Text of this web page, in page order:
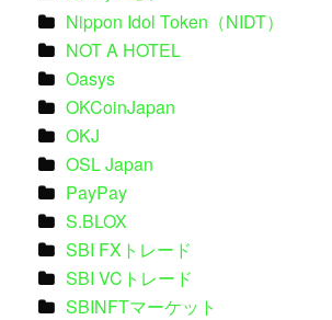
Nippon Idol Token（NIDT）
NOT A HOTEL
Oasys
OKCoinJapan
OKJ
OSL Japan
PayPay
S.BLOX
SBI FXトレード
SBI VCトレード
SBINFTマーケット